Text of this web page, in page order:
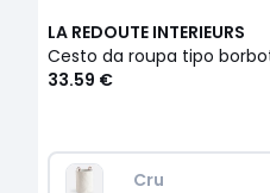
LA REDOUTE INTERIEURS
33.59 €
Cru